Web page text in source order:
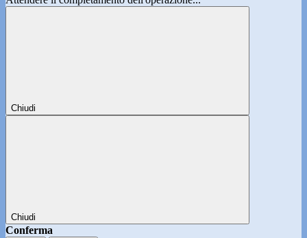
Chiudi
Chiudi
Conferma